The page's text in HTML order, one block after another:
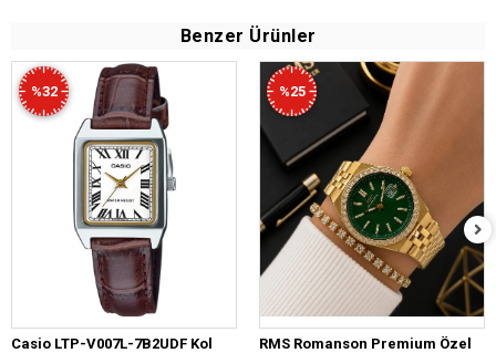
Benzer Ürünler
%32
Casio LTP-V007L-7B2UDF Kol
%25
RMS Romanson Premium Özel